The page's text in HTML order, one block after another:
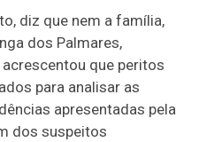
diz que nem a família,
dos Palmares,
que peritos
para analisar as
apresentadas pela
dos suspeitos